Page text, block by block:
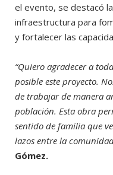
el evento, se destacó
infraestructura para
y fortalecer las
“Quiero agradecer a
posible este proyecto.
de trabajar de manera
población. Esta obra
sentido de familia que
lazos entre la
Gómez.